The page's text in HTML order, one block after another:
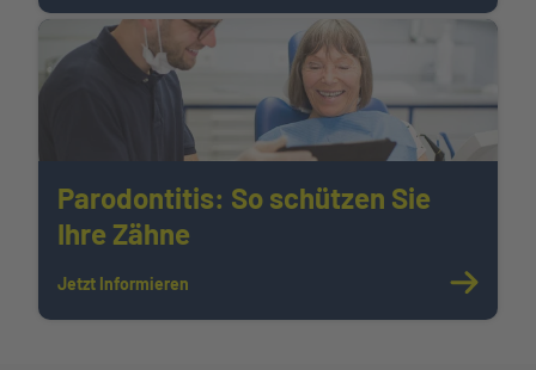
Parodontitis: So schützen Sie
Ihre Zähne
Jetzt Informieren